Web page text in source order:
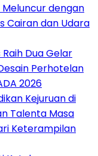
Meluncur dengan
Cairan dan Udara
Dua Gelar
Perhotelan
2026
Kejuruan di
Talenta Masa
Keterampilan